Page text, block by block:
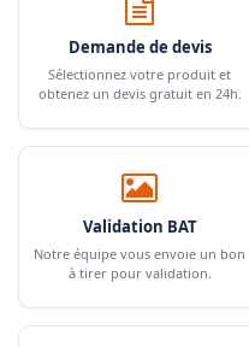
Demande de devis
Sélectionnez votre produit et
obtenez un devis gratuit en 24h.
Validation BAT
Notre équipe vous envoie un bon
à tirer pour validation.